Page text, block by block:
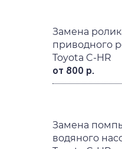
Замена
приводного
Toyota C-HR
от 800 р.
Замена
водяного